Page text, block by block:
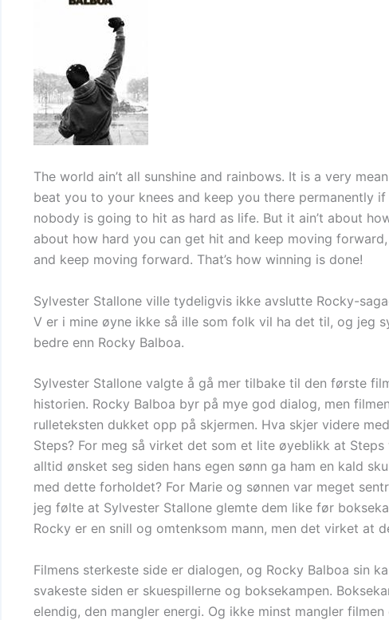
The world ain’t all sunshine and rainbows. It is a very
beat you to your knees and keep you there permanently
nobody is going to hit as hard as life. But it ain’t about
about how hard you can get hit and keep moving
and keep moving forward. That’s how winning is done!
Sylvester Stallone ville tydeligvis ikke avslutte Rocky-
V er i mine øyne ikke så ille som folk vil ha det til, og jeg
bedre enn Rocky Balboa.
Sylvester Stallone valgte å gå mer tilbake til den første
historien. Rocky Balboa byr på mye god dialog, men
rulleteksten dukket opp på skjermen. Hva skjer videre
Steps? For meg så virket det som et lite øyeblikk at Steps
alltid ønsket seg siden hans egen sønn ga ham en kald
med dette forholdet? For Marie og sønnen var meget
jeg følte at Sylvester Stallone glemte dem like før
Rocky er en snill og omtenksom mann, men det virket at
Filmens sterkeste side er dialogen, og Rocky Balboa sin
svakeste siden er skuespillerne og boksekampen.
elendig, den mangler energi. Og ikke minst mangler